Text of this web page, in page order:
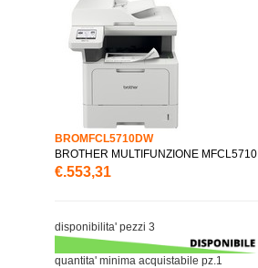
BROMFCL5710DW
BROTHER MULTIFUNZIONE MFCL5710
€.553,31
disponibilita' pezzi 3
quantita' minima acquistabile pz.1